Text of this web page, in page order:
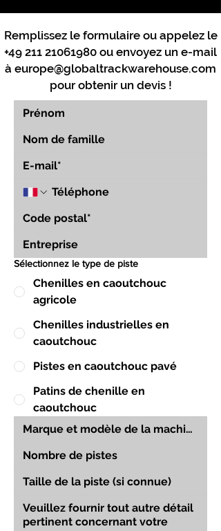
Remplissez le formulaire ou appelez le
+49 211 21061980 ou envoyez un e-mail
à europe@globaltrackwarehouse.com
pour obtenir un devis !
Sélectionnez le type de piste
Chenilles en caoutchouc
agricole
Chenilles industrielles en
caoutchouc
Pistes en caoutchouc pavé
Patins de chenille en
caoutchouc